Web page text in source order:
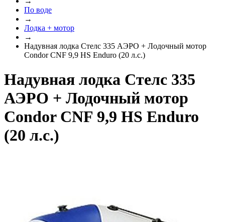
По воде
→
Лодка + мотор
→
Надувная лодка Стелс 335 АЭРО + Лодочный мотор
Condor CNF 9,9 HS Enduro (20 л.с.)
Надувная лодка Стелс 335
АЭРО + Лодочный мотор
Condor CNF 9,9 HS Enduro
(20 л.с.)